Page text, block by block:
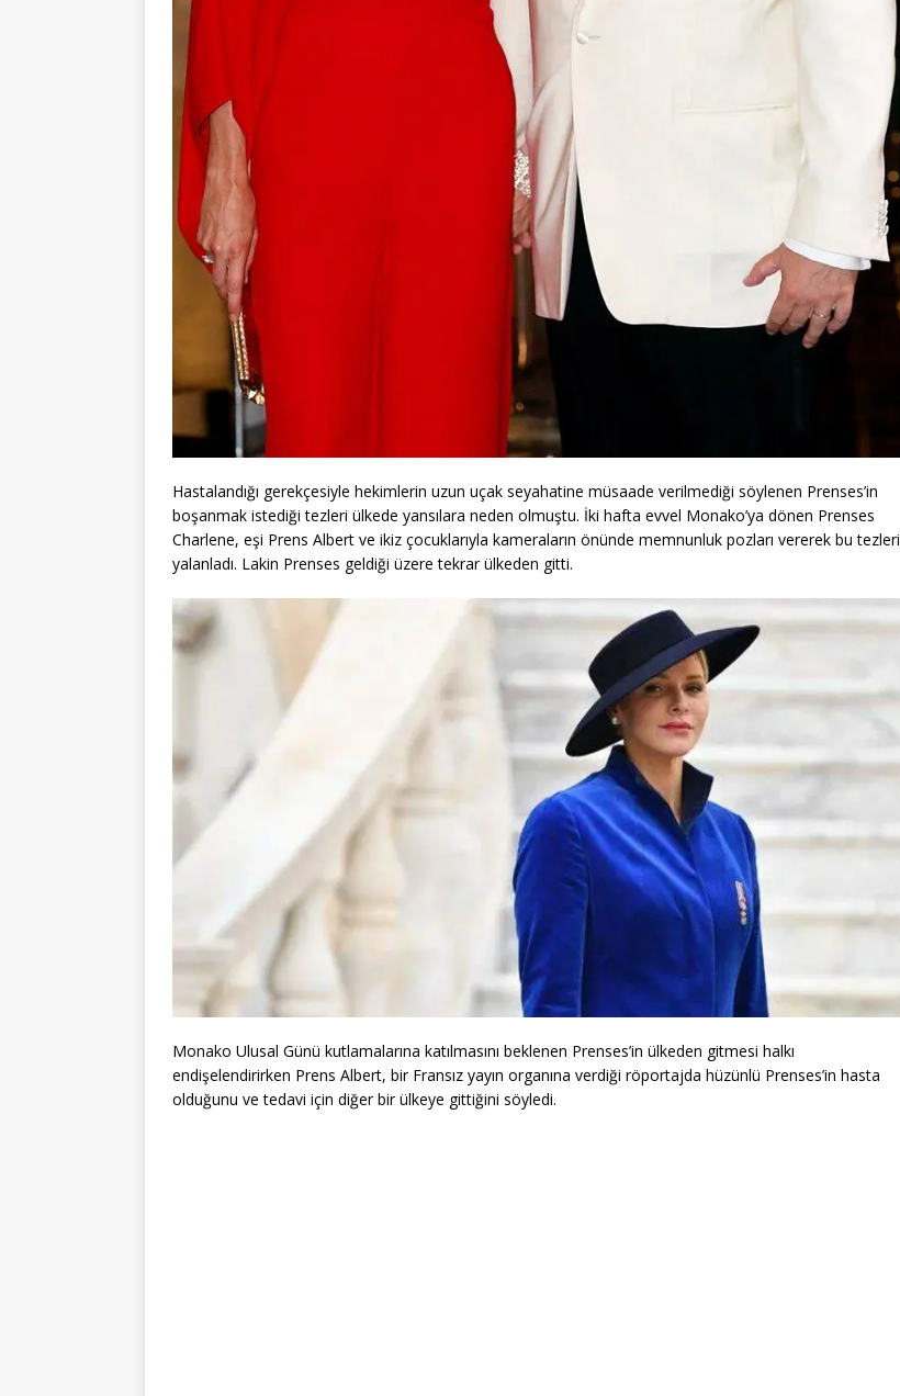
Hastalandığı gerekçesiyle hekimlerin uzun uçak seyahatine müsaade verilmediği söylenen Prenses’in
boşanmak istediği tezleri ülkede yansılara neden olmuştu. İki hafta evvel Monako’ya dönen Prenses
Charlene, eşi Prens Albert ve ikiz çocuklarıyla kameraların önünde memnunluk pozları vererek bu tezleri
yalanladı. Lakin Prenses geldiği üzere tekrar ülkeden gitti.
Monako Ulusal Günü kutlamalarına katılmasını beklenen Prenses’in ülkeden gitmesi halkı
endişelendirirken Prens Albert, bir Fransız yayın organına verdiği röportajda hüzünlü Prenses’in hasta
olduğunu ve tedavi için diğer bir ülkeye gittiğini söyledi.